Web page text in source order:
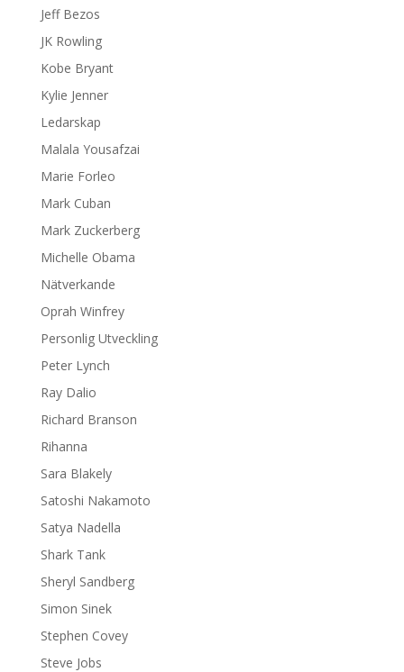
Jeff Bezos
JK Rowling
Kobe Bryant
Kylie Jenner
Ledarskap
Malala Yousafzai
Marie Forleo
Mark Cuban
Mark Zuckerberg
Michelle Obama
Nätverkande
Oprah Winfrey
Personlig Utveckling
Peter Lynch
Ray Dalio
Richard Branson
Rihanna
Sara Blakely
Satoshi Nakamoto
Satya Nadella
Shark Tank
Sheryl Sandberg
Simon Sinek
Stephen Covey
Steve Jobs